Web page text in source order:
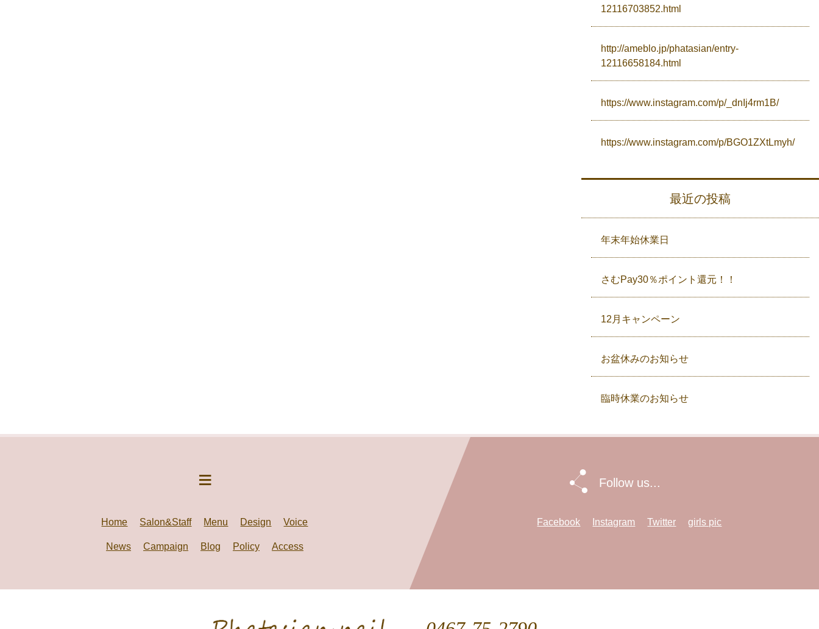
12116703852.html
http://ameblo.jp/phatasian/entry-
12116658184.html
https://www.instagram.com/p/_dnIj4rm1B/
https://www.instagram.com/p/BGO1ZXtLmyh/
最近の投稿
年末年始休業日
さむPay30％ポイント還元！！
12月キャンペーン
お盆休みのお知らせ
臨時休業のお知らせ
Home Salon&Staff Menu Design Voice
News Campaign Blog Policy Access
Follow us...
Facebook Instagram Twitter girls pic